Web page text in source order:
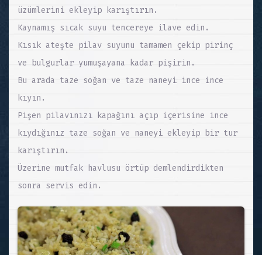
üzümlerini ekleyip karıştırın.
Kaynamış sıcak suyu tencereye ilave edin.
Kısık ateşte pilav suyunu tamamen çekip pirinç
ve bulgurlar yumuşayana kadar pişirin.
Bu arada taze soğan ve taze naneyi ince ince
kıyın.
Pişen pilavınızı kapağını açıp içerisine ince
kıydığınız taze soğan ve naneyi ekleyip bir tur
karıştırın.
Üzerine mutfak havlusu örtüp demlendirdikten
sonra servis edin.